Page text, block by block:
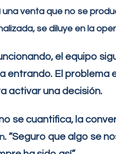
una venta que no se
se diluye en la
el equipo
entrando. El problema
activar una decisión.
se cuantifica, la
. “Seguro que algo se